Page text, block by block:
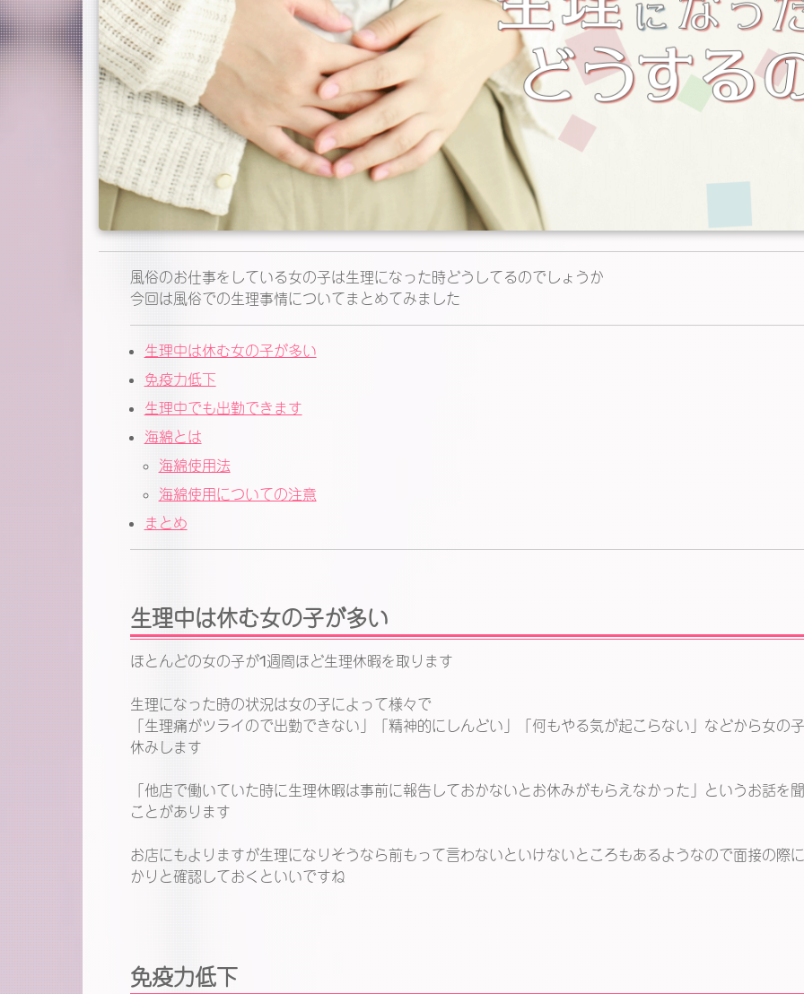
風俗のお仕事をしている女の子は生理になった時どうしてるのでしょうか
今回は風俗での生理事情についてまとめてみました
生理中は休む女の子が多い
免疫力低下
生理中でも出勤できます
海綿とは
海綿使用法
海綿使用についての注意
まとめ
生理中は休む女の子が多い
ほとんどの女の子が1週間ほど生理休暇を取ります
生理になった時の状況は女の子によって様々で
「生理痛がツライので出勤できない」「精神的にしんどい」「何もやる気が起こらない」などから女の
休みします
「他店で働いていた時に生理休暇は事前に報告しておかないとお休みがもらえなかった」というお話を
ことがあります
お店にもよりますが生理になりそうなら前もって言わないといけないところもあるようなので面接の際
かりと確認しておくといいですね
免疫力低下